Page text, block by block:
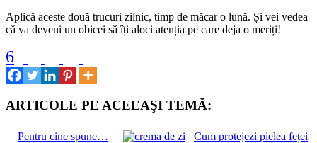
Aplică aceste două trucuri zilnic, timp de măcar o lună. Și vei vedea
că va deveni un obicei să îți aloci atenția pe care deja o meriți!
6
ARTICOLE PE ACEEAŞI TEMĂ:
Pentru cine spune…
Cum protejezi pielea feței